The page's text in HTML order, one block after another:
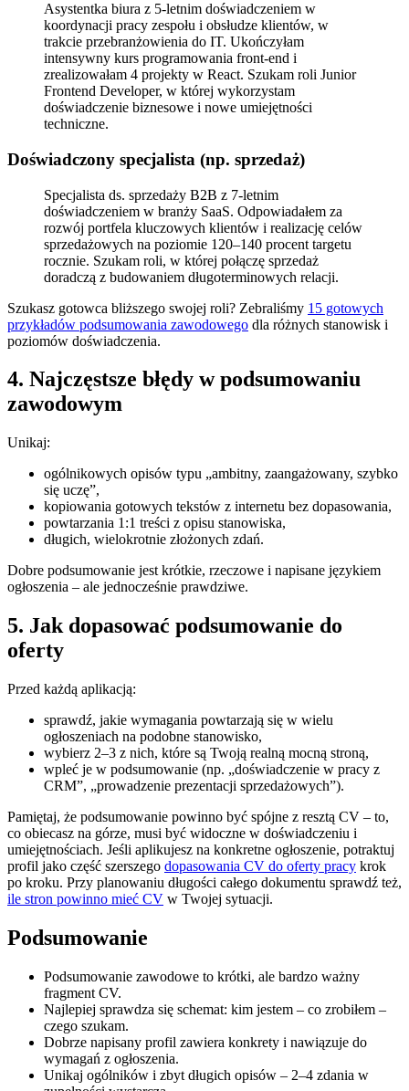
Asystentka biura z 5-letnim doświadczeniem w
koordynacji pracy zespołu i obsłudze klientów, w
trakcie przebranżowienia do IT. Ukończyłam
intensywny kurs programowania front-end i
zrealizowałam 4 projekty w React. Szukam roli Junior
Frontend Developer, w której wykorzystam
doświadczenie biznesowe i nowe umiejętności
techniczne.
Doświadczony specjalista (np. sprzedaż)
Specjalista ds. sprzedaży B2B z 7-letnim
doświadczeniem w branży SaaS. Odpowiadałem za
rozwój portfela kluczowych klientów i realizację celów
sprzedażowych na poziomie 120–140 procent targetu
rocznie. Szukam roli, w której połączę sprzedaż
doradczą z budowaniem długoterminowych relacji.
Szukasz gotowca bliższego swojej roli? Zebraliśmy 15 gotowych
przykładów podsumowania zawodowego dla różnych stanowisk i
poziomów doświadczenia.
4. Najczęstsze błędy w podsumowaniu
zawodowym
Unikaj:
ogólnikowych opisów typu „ambitny, zaangażowany, szybko
się uczę”,
kopiowania gotowych tekstów z internetu bez dopasowania,
powtarzania 1:1 treści z opisu stanowiska,
długich, wielokrotnie złożonych zdań.
Dobre podsumowanie jest krótkie, rzeczowe i napisane językiem
ogłoszenia – ale jednocześnie prawdziwe.
5. Jak dopasować podsumowanie do
oferty
Przed każdą aplikacją:
sprawdź, jakie wymagania powtarzają się w wielu
ogłoszeniach na podobne stanowisko,
wybierz 2–3 z nich, które są Twoją realną mocną stroną,
wpleć je w podsumowanie (np. „doświadczenie w pracy z
CRM”, „prowadzenie prezentacji sprzedażowych”).
Pamiętaj, że podsumowanie powinno być spójne z resztą CV – to,
co obiecasz na górze, musi być widoczne w doświadczeniu i
umiejętnościach. Jeśli aplikujesz na konkretne ogłoszenie, potraktuj
profil jako część szerszego dopasowania CV do oferty pracy krok
po kroku. Przy planowaniu długości całego dokumentu sprawdź też,
ile stron powinno mieć CV w Twojej sytuacji.
Podsumowanie
Podsumowanie zawodowe to krótki, ale bardzo ważny
fragment CV.
Najlepiej sprawdza się schemat: kim jestem – co zrobiłem –
czego szukam.
Dobrze napisany profil zawiera konkrety i nawiązuje do
wymagań z ogłoszenia.
Unikaj ogólników i zbyt długich opisów – 2–4 zdania w